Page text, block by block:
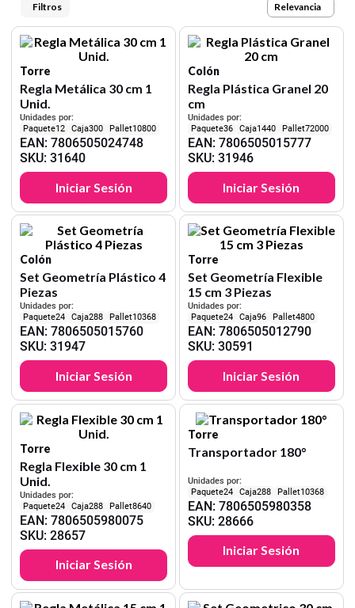
10. lapiz
Relevancia
Torre
Regla Metálica 30 cm 1
Unid.
Unidades por:
12
300 10800
EAN:7806505024748
SKU:31640
Iniciar Sesión
Colón
Regla Plástica Granel 20
cm
Unidades por:
36
1440 72000
EAN: 7806505015777
SKU: 31946
Iniciar Sesión
Colón
Set Geometría Plástico 4
Piezas
Unidades por:
24
288 10368
EAN:7806505015760
SKU:31947
Iniciar Sesión
Torre
Set Geometría Flexible
15 cm 3 Piezas
Unidades por:
24
96 4800
EAN: 7806505012790
SKU: 30591
Iniciar Sesión
Torre
Regla Flexible 30 cm 1
Unid.
Unidades por:
24
288 8640
EAN:7806505980075
SKU:28657
Iniciar Sesión
Torre
Transportador 180°
Unidades por:
24
288 10368
EAN: 7806505980358
SKU: 28666
Iniciar Sesión